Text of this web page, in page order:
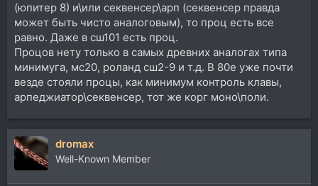
(юпитер 8) и\или секвенсер\арп (секвенсер правда
может быть чисто аналоговым), то проц есть все
равно. Даже в сш101 есть проц.
Процов нету только в самых древних аналогах типа
минимуга, мс20, роланд сш2-9 и т.д. В 80е уже почти
везде стояли процы, как минимум контроль клавы,
арпеджиатор\секвенсер, тот же корг моно\поли.
dromax
Well-Known Member